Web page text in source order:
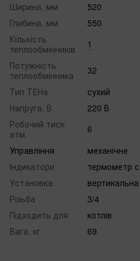
Ширина, мм
520
Глибина, мм
550
Кількість
теплообмінників
1
Потужність
теплообмінника
32
Тип ТЕНа
сухий
Напруга, В
220 В
Робочий тиск
атм.
6
Управління
механічне
Індикатори
термометр
Установка
вертикальна
Різьба
3/4
Підходить для
котлів
Вага, кг
69